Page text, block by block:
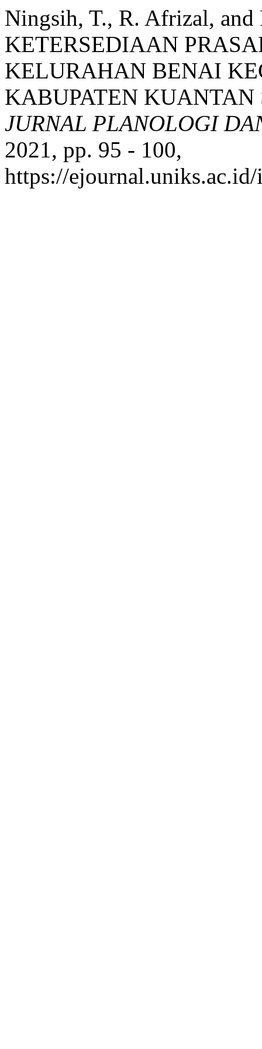
Ningsih, T., R. Afrizal,
KETERSEDIAAN
KELURAHAN BENAI
KABUPATEN
JURNAL PLANOLOGI
2021, pp. 95 - 100,
https://